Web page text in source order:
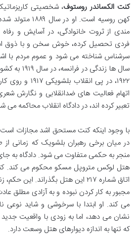
کنت الکساندر روستوف، شخصیتی
کهن روسیه است. او
مندی از ثروت خانوادگی، در آسایش و
فردی تحصیل کرده، خوش سخن و با ذوق
سرشناس شناخته می شود و عموم مردم با
سال ها
۱۹۲۲، در پی
اتهام فعالیت های ضدانقلابی و نگارش
تعبیر کرده اند، در دادگاه انقلاب محاکمه می
با وجود اینکه کنت مستحق اشد مجازات
در میان برخی رهبران بلشویک که زمانی از
منجر به حکمی متفاوت می شود. دادگاه به
هتل لوکس متروپل مسکو محکوم می کند.
اتاق شماره ۲۱۷ این هتل بگذراند.
مجبور به کار کردن نبوده و به آزادی مطلق
می کند. او ابتدا با سرخوشی و شاید نوعی
نشان می دهد، اما به زودی با واقعیت
که تنها به اندازه دیوارهای هتل وسعت دارد.